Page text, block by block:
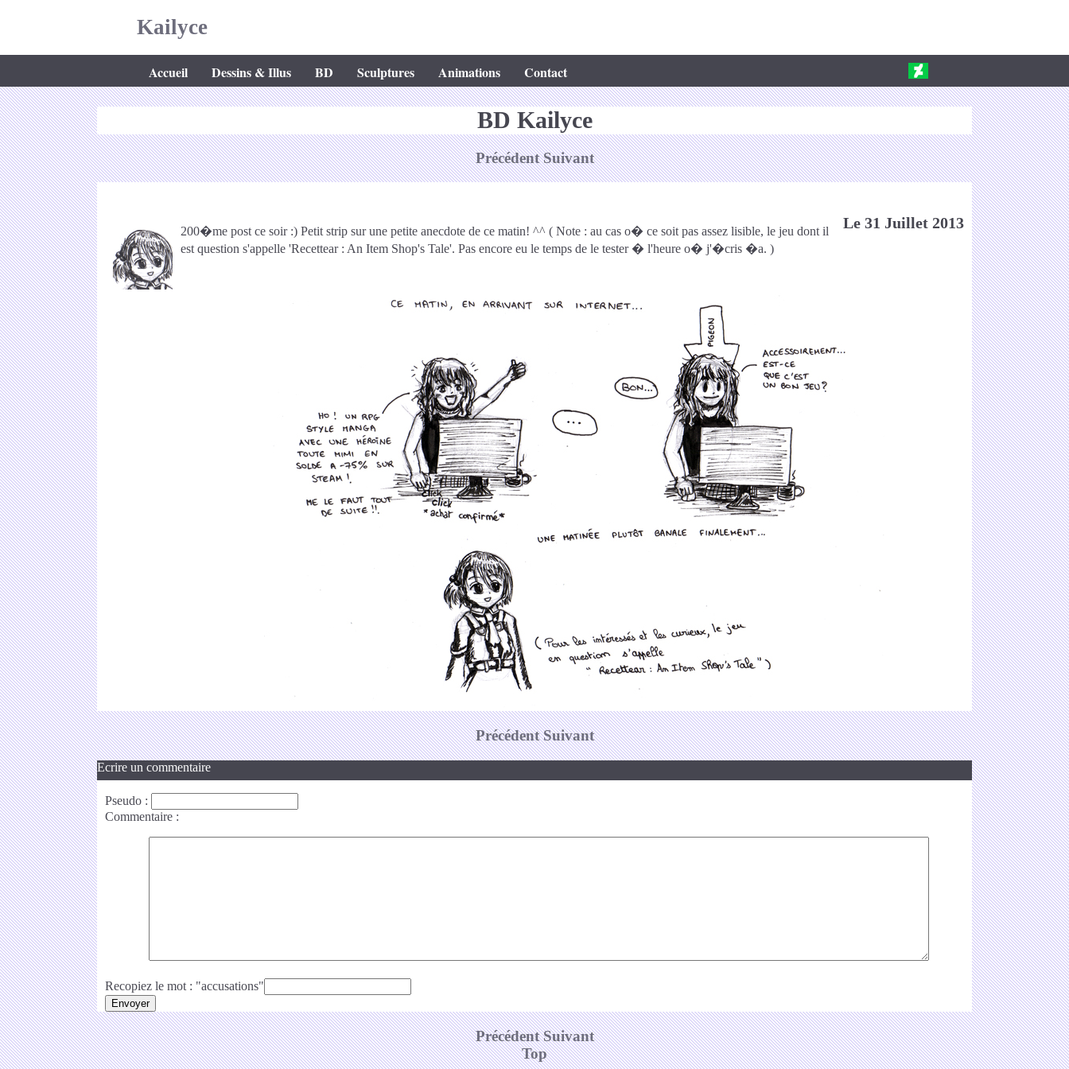
Kailyce
Accueil Dessins & Illus BD Sculptures Animations Contact
BD Kailyce
PrécédentSuivant
Le 31 Juillet 2013
200�me post ce soir :) Petit strip sur une petite anecdote de ce matin! ^^ ( Note : au cas o� ce soit pas assez lisible, le jeu dont il
est question s'appelle 'Recettear : An Item Shop's Tale'. Pas encore eu le temps de le tester � l'heure o� j'�cris �a. )
PrécédentSuivant
Ecrire un commentaire
Pseudo :
Commentaire :
Recopiez le mot : "accusations"
PrécédentSuivant
Top